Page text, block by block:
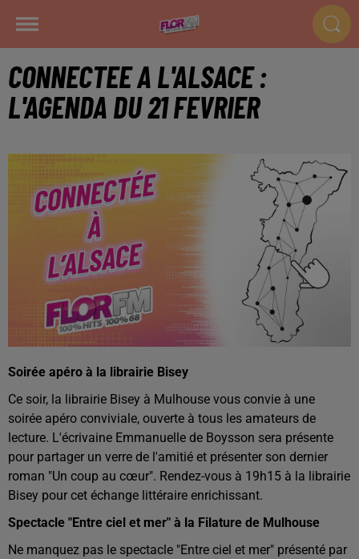
CONNECTEE A L'ALSACE :
L'AGENDA DU 21 FEVRIER
Soirée apéro à la librairie Bisey
Ce soir, la librairie Bisey à Mulhouse vous convie à une
soirée apéro conviviale, ouverte à tous les amateurs de
lecture. L'écrivaine Emmanuelle de Boysson sera présente
pour partager un verre de l'amitié et présenter son dernier
roman "Un coup au cœur". Rendez-vous à 19h15 à la librairie
Bisey pour cet échange littéraire enrichissant.
Spectacle "Entre ciel et mer" à la Filature de Mulhouse
Ne manquez pas le spectacle "Entre ciel et mer" présenté par